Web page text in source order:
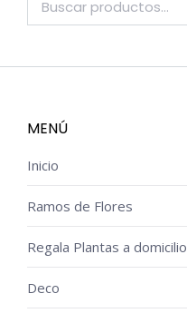
MENÚ
Inicio
Ramos de Flores
Regala Plantas a domicilio
Deco